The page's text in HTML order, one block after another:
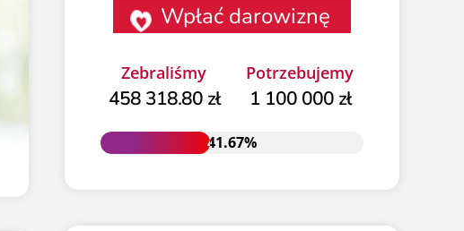
Wpłać darowiznę
Zebraliśmy
458 318.80 zł
Potrzebujemy
1 100 000 zł
41.67%
41.67%